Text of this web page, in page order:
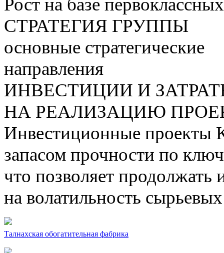
СТРАТЕГИЯ ГРУППЫ
основные стратегические
направления
ИНВЕСТИЦИИ И
НА РЕАЛИЗАЦИЮ
Инвестиционные проекты
запасом прочности по
что позволяет продолжать
на волатильность
Талнахская обогатительная фабрика